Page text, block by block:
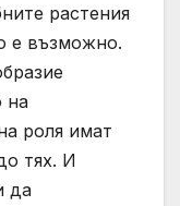
растения
е възможно.
на
роля имат
тях. И
да